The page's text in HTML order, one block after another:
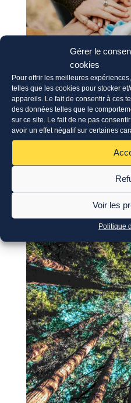
Gérer le
cookies
Pour offrir les meilleures
telles que les cookies pour stocker
appareils. Le fait de consentir à ces
des données telles que le
sur ce site. Le fait de ne pas
avoir un effet négatif sur certaines
Voir les
Politique
ERASMUS+:
28